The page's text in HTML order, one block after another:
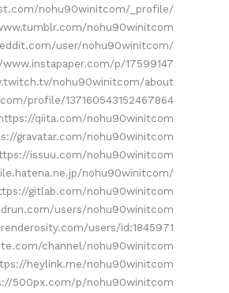
nohu90winitcom/_profile/
nohu90winitcom
user/nohu90winitcom/
p/17599147
nohu90winitcom/about
profile/137160543152467864
qiita.com/nohu90winitcom
gravatar.com/nohu90winitcom
issuu.com/nohu90winitcom
nohu90winitcom/
gitlab.com/nohu90winitcom
users/nohu90winitcom
users/id:1845971
channel/nohu90winitcom
heylink.me/nohu90winitcom
500px.com/p/nohu90winitcom